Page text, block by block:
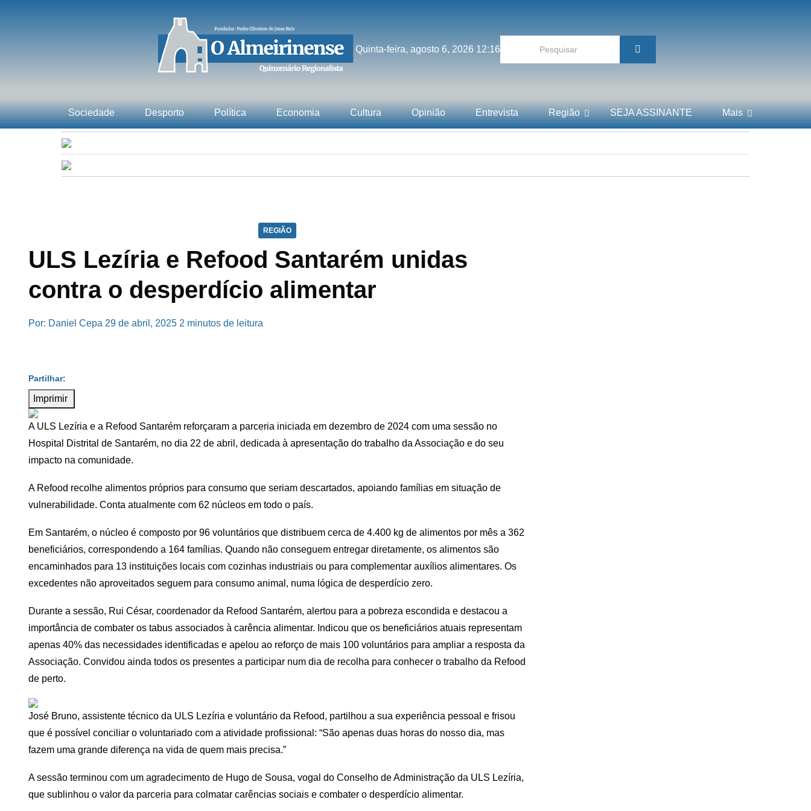
Quinta-feira, agosto 6, 2026 12:16
Sociedade Desporto Política Economia Cultura Opinião Entrevista Região SEJA ASSINANTE Mais
REGIÃO
ULS Lezíria e Refood Santarém unidas
contra o desperdício alimentar
Por: Daniel Cepa 29 de abril, 2025 2 minutos de leitura
Imprimir
A ULS Lezíria e a Refood Santarém reforçaram a parceria iniciada em dezembro de 2024 com uma sessão no
Hospital Distrital de Santarém, no dia 22 de abril, dedicada à apresentação do trabalho da Associação e do seu
impacto na comunidade.
A Refood recolhe alimentos próprios para consumo que seriam descartados, apoiando famílias em situação de
vulnerabilidade. Conta atualmente com 62 núcleos em todo o país.
Em Santarém, o núcleo é composto por 96 voluntários que distribuem cerca de 4.400 kg de alimentos por mês a 362
beneficiários, correspondendo a 164 famílias. Quando não conseguem entregar diretamente, os alimentos são
encaminhados para 13 instituições locais com cozinhas industriais ou para complementar auxílios alimentares. Os
excedentes não aproveitados seguem para consumo animal, numa lógica de desperdício zero.
Durante a sessão, Rui César, coordenador da Refood Santarém, alertou para a pobreza escondida e destacou a
importância de combater os tabus associados à carência alimentar. Indicou que os beneficiários atuais representam
apenas 40% das necessidades identificadas e apelou ao reforço de mais 100 voluntários para ampliar a resposta da
Associação. Convidou ainda todos os presentes a participar num dia de recolha para conhecer o trabalho da Refood
de perto.
José Bruno, assistente técnico da ULS Lezíria e voluntário da Refood, partilhou a sua experiência pessoal e frisou
que é possível conciliar o voluntariado com a atividade profissional: “São apenas duas horas do nosso dia, mas
fazem uma grande diferença na vida de quem mais precisa.”
A sessão terminou com um agradecimento de Hugo de Sousa, vogal do Conselho de Administração da ULS Lezíria,
que sublinhou o valor da parceria para colmatar carências sociais e combater o desperdício alimentar.